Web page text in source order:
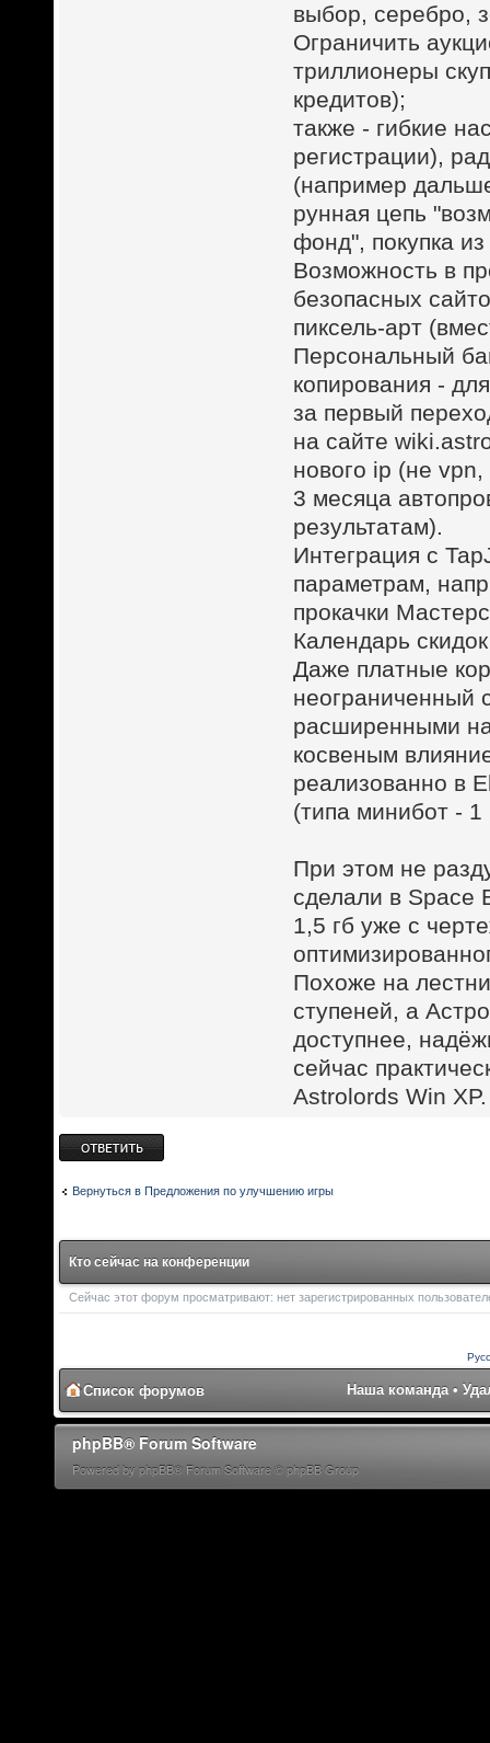
выбор, серебро,
Ограничить
триллионеры
кредитов);
также - гибкие
регистрации),
(например
рунная цепь
фонд", покупка
Возможность в
безопасных
пиксель-арт
Персональный
копирования -
за первый
на сайте
нового ip (не
3 месяца
результатам).
Интеграция с
параметрам,
прокачки
Календарь
Даже платные
неограниченный
расширенными
косвеным
реализованно в
(типа минибот - 1
При этом не
сделали в Space
1,5 гб уже с
Похоже на
ступеней, а
доступнее,
сейчас
Astrolords Win XP.
Ответить
Вернуться в Предложения по улучшению игры
Кто сейчас на конференции
Сейчас этот форум просматривают: нет зарегистрированных
Список форумов Наша команда•
phpBB® Forum Software
Powered by phpBB® Forum Software © phpBB Group